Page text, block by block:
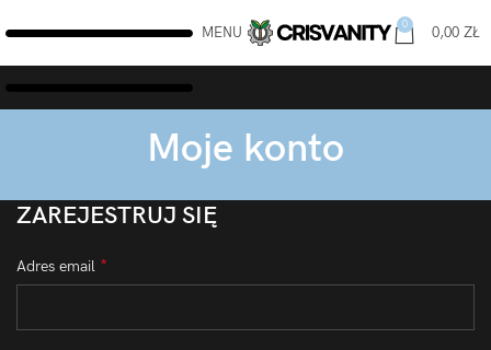
MENU 0 0,00 ZŁ
Moje konto
ZAREJESTRUJ SIĘ
Adres email *